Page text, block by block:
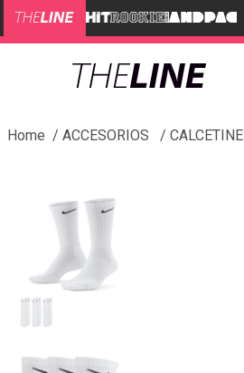
ACCESORIOS